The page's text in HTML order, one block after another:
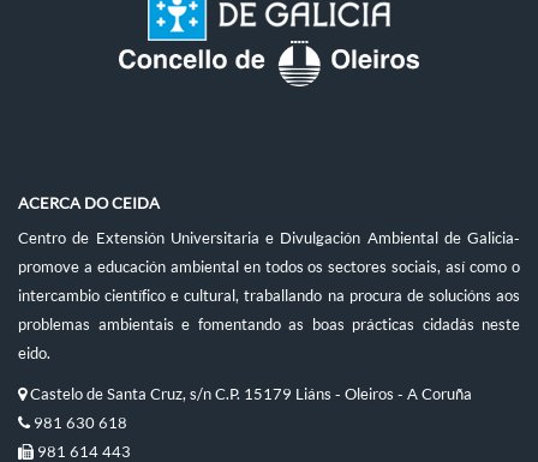
ACERCA DO CEIDA
Centro de Extensión Universitaria e Divulgación Ambiental de Galicia-
promove a educación ambiental en todos os sectores sociais, así como o
intercambio científico e cultural, traballando na procura de solucións aos
problemas ambientais e fomentando as boas prácticas cidadás neste
eido.
Castelo de Santa Cruz, s/n C.P. 15179 Liáns - Oleiros - A Coruña
981 630 618
981 614 443